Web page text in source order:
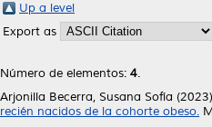
Up a level
Export as
Número de elementos: 4.
Arjonilla Becerra, Susana Sofía (2023)
recién nacidos de la cohorte obeso.